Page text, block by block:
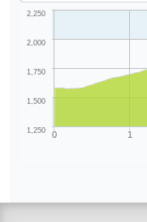
0 1
1,250
1,500
1,750
2,000
2,250